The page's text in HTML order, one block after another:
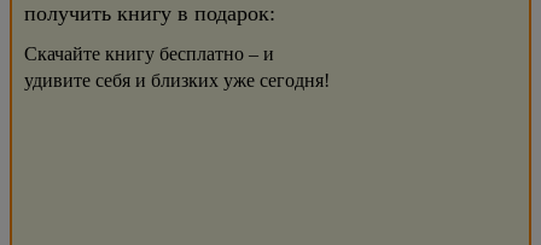
получить книгу в подарок:
Скачайте книгу бесплатно – и
удивите себя и близких уже сегодня!